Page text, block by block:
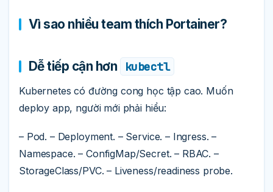
Vì sao nhiều team thích Portainer?
Dễ tiếp cận hơn kubectl
Kubernetes có đường cong học tập cao. Muốn
deploy app, người mới phải hiểu:
– Pod. – Deployment. – Service. – Ingress. –
Namespace. – ConfigMap/Secret. – RBAC. –
StorageClass/PVC. – Liveness/readiness probe.